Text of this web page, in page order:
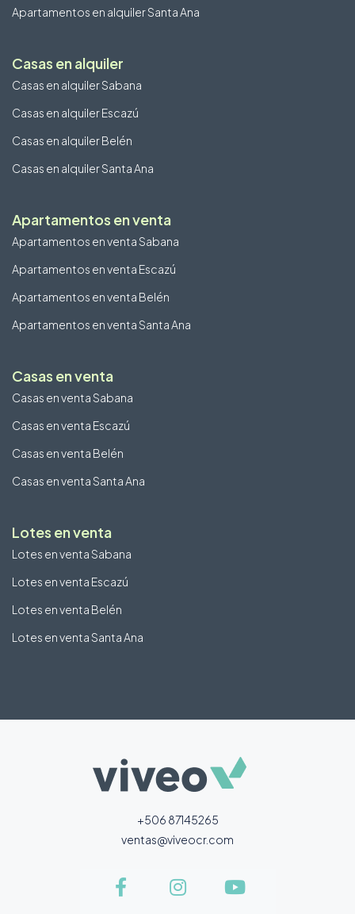
Apartamentos en alquiler Santa Ana
Casas en alquiler
Casas en alquiler Sabana
Casas en alquiler Escazú
Casas en alquiler Belén
Casas en alquiler Santa Ana
Apartamentos en venta
Apartamentos en venta Sabana
Apartamentos en venta Escazú
Apartamentos en venta Belén
Apartamentos en venta Santa Ana
Casas en venta
Casas en venta Sabana
Casas en venta Escazú
Casas en venta Belén
Casas en venta Santa Ana
Lotes en venta
Lotes en venta Sabana
Lotes en venta Escazú
Lotes en venta Belén
Lotes en venta Santa Ana
+506 87145265
ventas@viveocr.com